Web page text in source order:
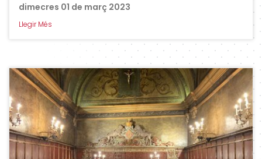
dimecres 01 de març 2023
Llegir Més